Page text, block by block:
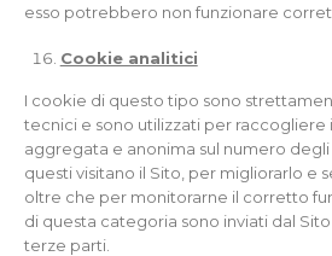
esso potrebbero non funzionare
Cookie analitici
I cookie di questo tipo sono
tecnici e sono utilizzati per raccogliere
aggregata e anonima sul numero
questi visitano il Sito, per migliorarlo e
oltre che per monitorarne il corretto
di questa categoria sono inviati dal
terze parti.